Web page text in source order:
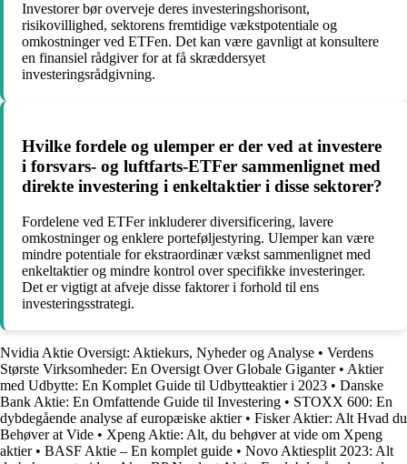
Investorer bør overveje deres investeringshorisont,
risikovillighed, sektorens fremtidige vækstpotentiale og
omkostninger ved ETFen. Det kan være gavnligt at konsultere
en finansiel rådgiver for at få skræddersyet
investeringsrådgivning.
Hvilke fordele og ulemper er der ved at investere
i forsvars- og luftfarts-ETFer sammenlignet med
direkte investering i enkeltaktier i disse sektorer?
Fordelene ved ETFer inkluderer diversificering, lavere
omkostninger og enklere porteføljestyring. Ulemper kan være
mindre potentiale for ekstraordinær vækst sammenlignet med
enkeltaktier og mindre kontrol over specifikke investeringer.
Det er vigtigt at afveje disse faktorer i forhold til ens
investeringsstrategi.
Nvidia Aktie Oversigt: Aktiekurs, Nyheder og Analyse • Verdens
Største Virksomheder: En Oversigt Over Globale Giganter• Aktier
med Udbytte: En Komplet Guide til Udbytteaktier i 2023 • Danske
Bank Aktie: En Omfattende Guide til Investering • STOXX 600: En
dybdegående analyse af europæiske aktier• Fisker Aktier: Alt Hvad du
Behøver at Vide • Xpeng Aktie: Alt, du behøver at vide om Xpeng
aktier• BASF Aktie – En komplet guide • Novo Aktiesplit 2023: Alt